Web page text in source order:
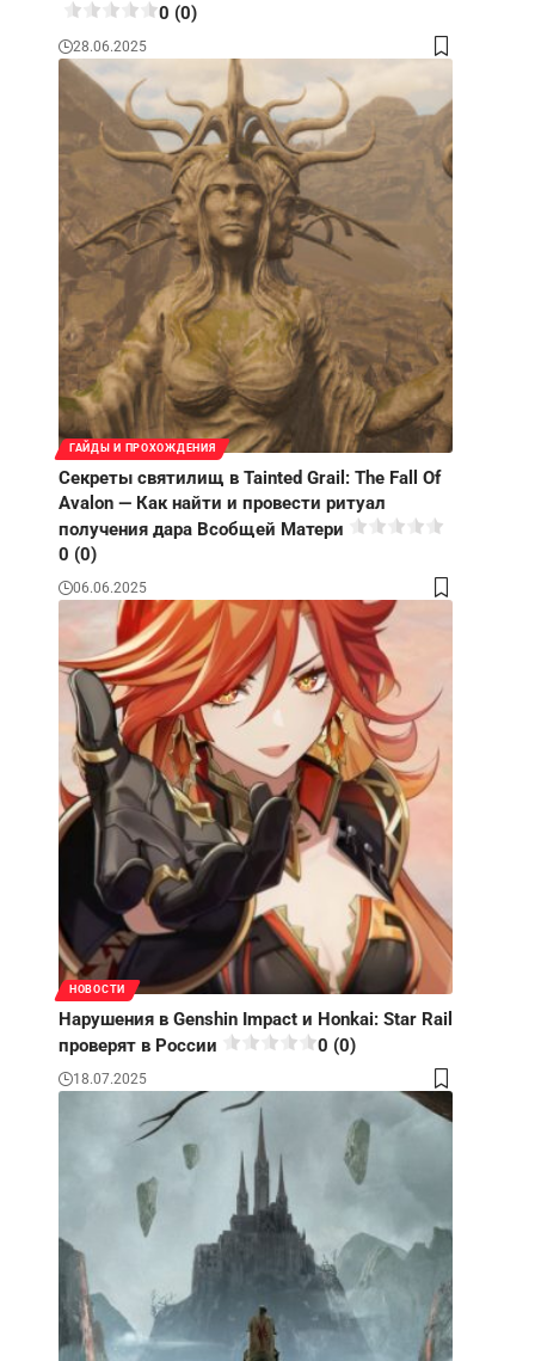
0 (0)
28.06.2025
ГАЙДЫ И ПРОХОЖДЕНИЯ
Секреты святилищ в Tainted Grail: The Fall Of
Avalon — Как найти и провести ритуал
получения дара Всобщей Матери
0 (0)
06.06.2025
НОВОСТИ
Нарушения в Genshin Impact и Honkai: Star Rail
проверят в России
0 (0)
18.07.2025